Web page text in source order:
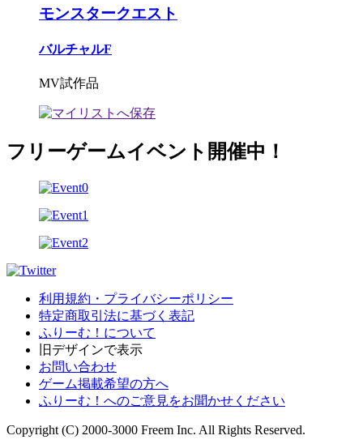
モンスタークエスト
バルチャルF
MV試作品
フリーゲームイベント開催中！
利用規約・プライバシーポリシー
特定商取引法に基づく表記
ふりーむ！について
旧デザインで表示
お問い合わせ
ゲーム掲載希望の方へ
ふりーむ！へのご意見をお聞かせください
Copyright (C) 2000-3000 Freem Inc. All Rights Reserved.